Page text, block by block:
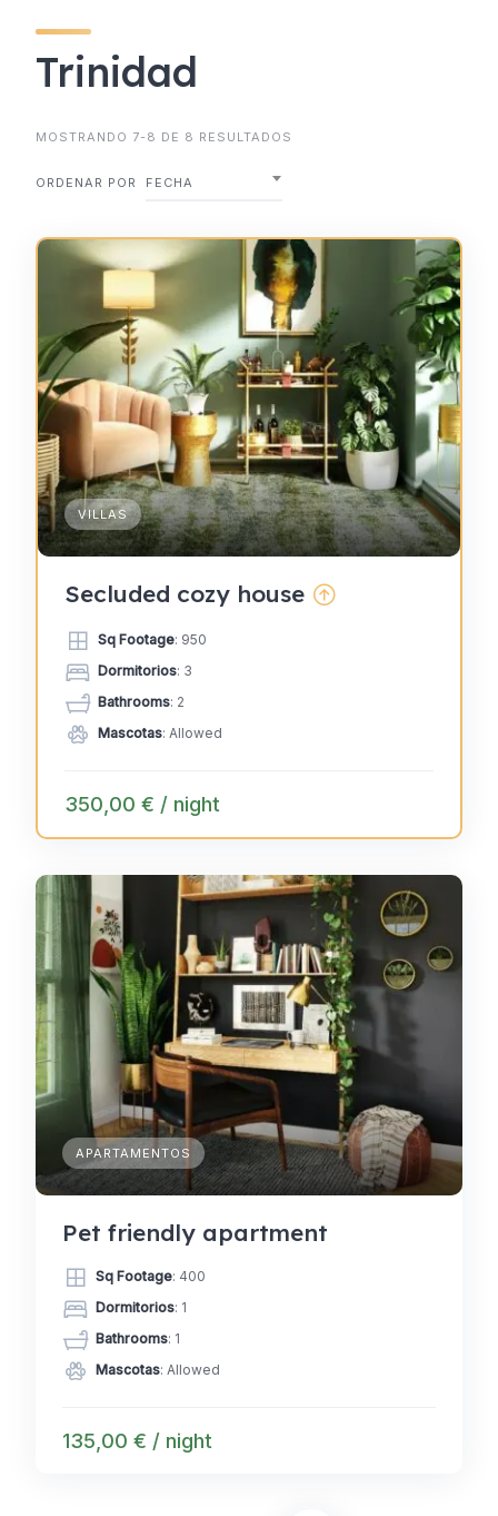
Trinidad
MOSTRANDO 7-8 DE 8 RESULTADOS
ORDENAR POR FECHA
VILLAS
Secluded cozy house
Sq Footage: 950
Dormitorios: 3
Bathrooms: 2
Mascotas: Allowed
350,00 € / night
APARTAMENTOS
Pet friendly apartment
Sq Footage: 400
Dormitorios: 1
Bathrooms: 1
Mascotas: Allowed
135,00 € / night